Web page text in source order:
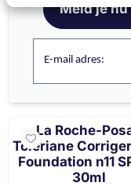
Meld je nu
E-mail adres:
Van
€26,95
Binnenkort
La Roche-
Toleriane
Foundation n11
30ml